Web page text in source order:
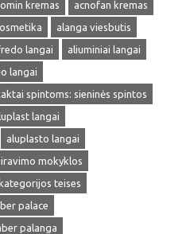
kremas
acnofan kremas
alanga viesbutis
langai
aliuminiai langai
langai
spintoms: sieninės spintos
langai
aluplasto langai
mokyklos
teises
palace
palanga